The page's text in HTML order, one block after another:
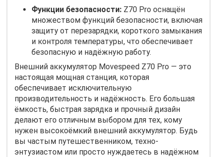
Функции безопасности: Z70 Pro оснащён
множеством функций безопасности, включая
защиту от перезарядки, короткого замыкания
и контроля температуры, что обеспечивает
безопасную и надёжную работу.
Внешний аккумулятор Movespeed Z70 Pro — это
настоящая мощная станция, которая
обеспечивает исключительную
производительность и надёжность. Его большая
ёмкость, быстрая зарядка и прочный дизайн
делают его отличным выбором для тех, кому
нужен высокоёмкий внешний аккумулятор. Будь
вы частым путешественником, техно-
энтузиастом или просто нуждаетесь в надёжном